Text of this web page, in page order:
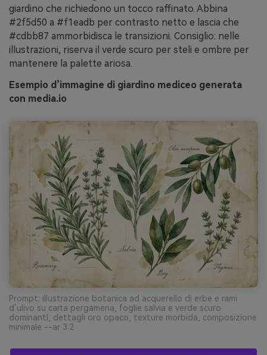
giardino che richiedono un tocco raffinato. Abbina
#2f5d50 a #f1eadb per contrasto netto e lascia che
#cdbb87 ammorbidisca le transizioni. Consiglio: nelle
illustrazioni, riserva il verde scuro per steli e ombre per
mantenere la palette ariosa.
Esempio d’immagine di giardino mediceo generata
con media.io
Prompt: illustrazione botanica ad acquerello di erbe e rami
d’ulivo su carta pergamena, foglie salvia e verde scuro
dominantI, dettagli oro opaco, texture morbida, composizione
minimale --ar 3:2